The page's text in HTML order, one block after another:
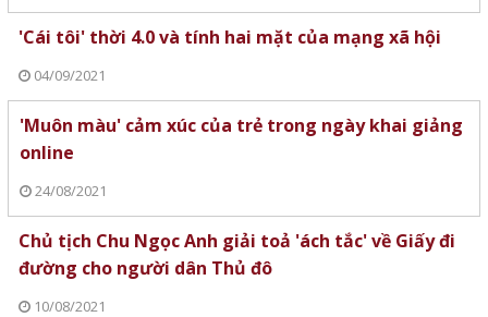
'Cái tôi' thời 4.0 và tính hai mặt của mạng xã hội
04/09/2021
'Muôn màu' cảm xúc của trẻ trong ngày khai giảng
online
24/08/2021
Chủ tịch Chu Ngọc Anh giải toả 'ách tắc' về Giấy đi
đường cho người dân Thủ đô
10/08/2021